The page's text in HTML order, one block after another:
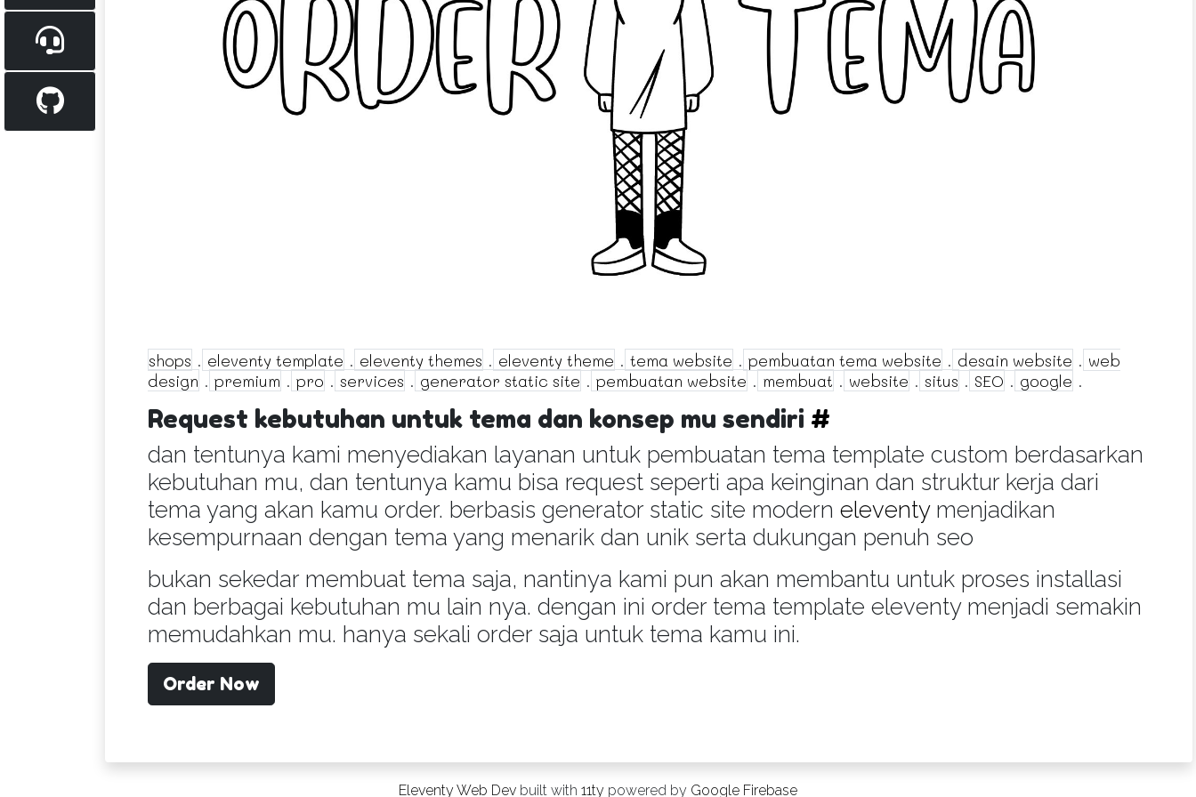
shops . eleventy template . eleventy themes . eleventy theme . tema website . pembuatan tema website . desain website . web
design . premium . pro . services . generator static site . pembuatan website . membuat . website . situs . SEO . google .
Request kebutuhan untuk tema dan konsep mu sendiri #
dan tentunya kami menyediakan layanan untuk pembuatan tema template custom berdasarkan
kebutuhan mu, dan tentunya kamu bisa request seperti apa keinginan dan struktur kerja dari
tema yang akan kamu order. berbasis generator static site modern eleventymenjadikan
kesempurnaan dengan tema yang menarik dan unik serta dukungan penuh seo
bukan sekedar membuat tema saja, nantinya kami pun akan membantu untuk proses installasi
dan berbagai kebutuhan mu lain nya. dengan ini order tema template eleventy menjadi semakin
memudahkan mu. hanya sekali order saja untuk tema kamu ini.
Order Now
Eleventy Web Dev built with 11ty powered by Google Firebase